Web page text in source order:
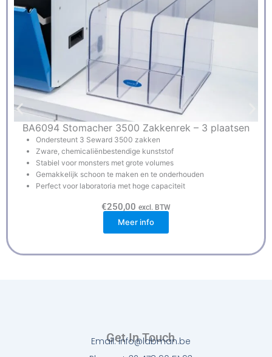
BA6094 Stomacher 3500 Zakkenrek – 3 plaatsen
Ondersteunt 3 Seward 3500 zakken
Zware, chemicaliënbestendige kunststof
Stabiel voor monsters met grote volumes
Gemakkelijk schoon te maken en te onderhouden
Perfect voor laboratoria met hoge capaciteit
€250,00 excl. BTW
Meer info
Get In Touch
Email: info@labman.be